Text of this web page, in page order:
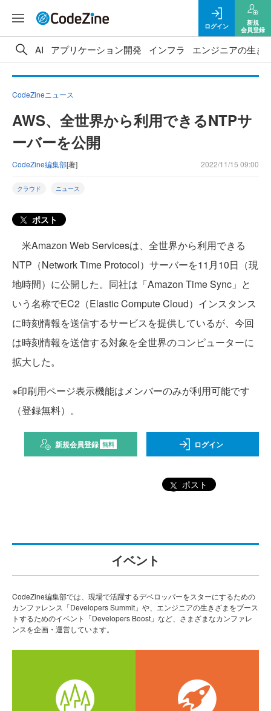
ログイン
新規
会員登録
AI アプリケーション開発 インフラ エンジニアの生き
CodeZineニュース
AWS、全世界から利用できるNTPサ
ーバーを公開
CodeZine編集部[著] 2022/11/15 09:00
クラウド ニュース
ポスト
米Amazon Web Servicesは、全世界から利用できる
NTP（Network Time Protocol）サーバーを11月10日（現
地時間）に公開した。同社は「Amazon Time Sync」と
いう名称でEC2（Elastic Compute Cloud）インスタンス
に時刻情報を送信するサービスを提供しているが、今回
は時刻情報を送信する対象を全世界のコンピューターに
拡大した。
※印刷用ページ表示機能はメンバーのみが利用可能です
（登録無料）。
新規会員登録 無料 ログイン
ポスト
イベント
CodeZine編集部では、現場で活躍するデベロッパーをスターにするための
カンファレンス「Developers Summit」や、エンジニアの生きざまをブース
トするためのイベント「Developers Boost」など、さまざまなカンファレ
ンスを企画・運営しています。